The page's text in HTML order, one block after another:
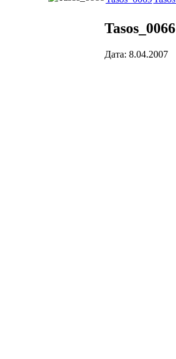
Tasos_0066
Дата: 8.04.2007